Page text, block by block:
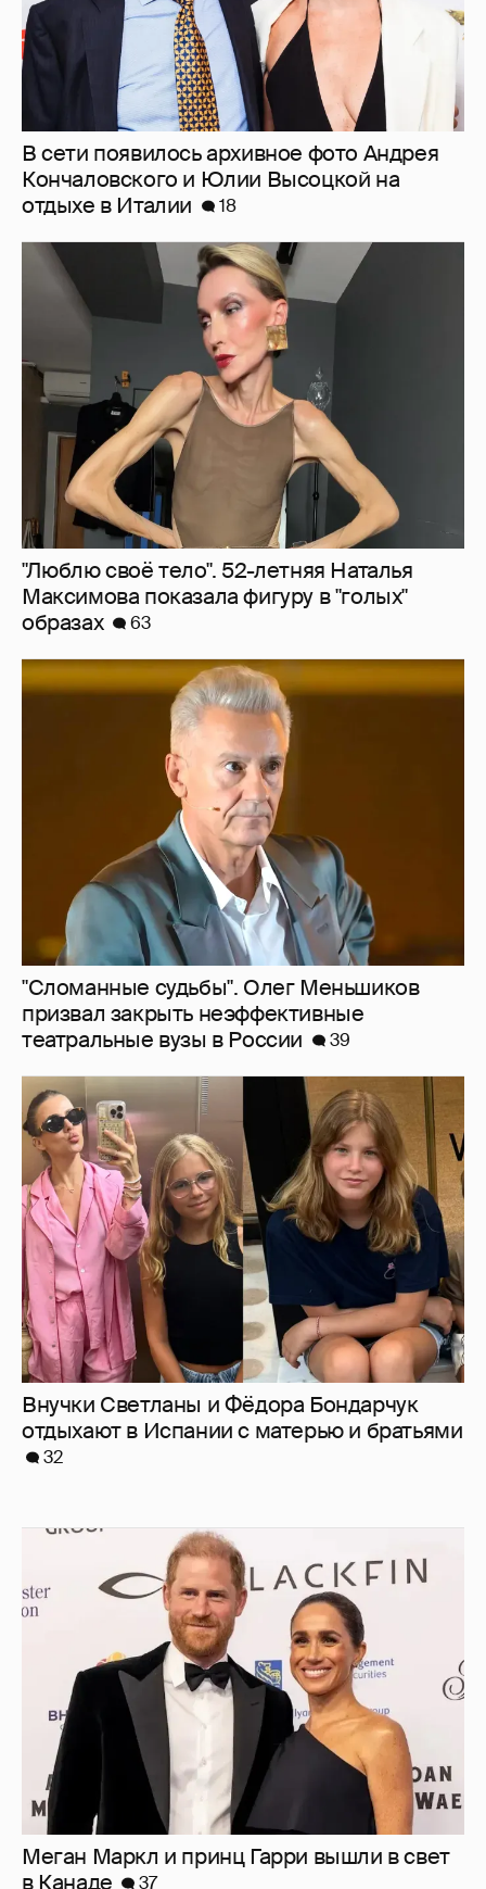
"Люблю своё тело". 52-летняя Наталья
Максимова показала фигуру в "голых"
"Сломанные судьбы". Олег Меньшиков
призвал закрыть неэффективные
театральные вузы в России
Внучки Светланы и Фёдора Бондарчук
отдыхают в Испании с матерью и братьями
32
Меган Маркл и принц Гарри вышли в свет
в Канаде